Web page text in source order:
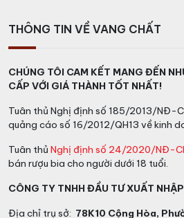
THÔNG TIN VỀ VANG CHẤT
CHÚNG TÔI CAM KẾT MANG ĐẾN
CẤP VỚI GIÁ THÀNH TỐT NHẤT!
Tuân thủ Nghị định số 185/2013/NĐ-
quảng cáo số 16/2012/QH13 về kinh
Tuân thủ Nghị định số 24/2020/NĐ-
bán rượu bia cho người dưới 18 tuổi.
CÔNG TY TNHH ĐẦU TƯ XUẤT
Địa chỉ trụ sở: 78K10 Cộng Hòa,